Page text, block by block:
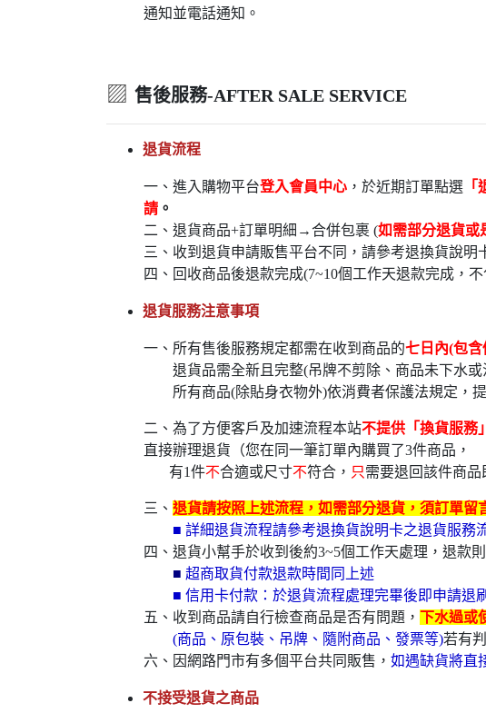
通知並電話通知。
▨ 售後服務-AFTER SALE SERVICE
退貨流程
一、進入購物平台登入會員中心 ，於近期訂單點選 「
請 。
二、退貨商品+訂單明細→合併包裹 (如需部分退貨或
三、收到退貨申請販售平台不同，請參考退換貨說明
四、回收商品後退款完成(7~10個工作天退款完成，
退貨服務注意事項
一、所有售後服務規定都需在收到商品的七日內(包含
退貨品需全新且完整(吊牌不剪除、商品未下水或
所有商品(除貼身衣物外)依消費者保護法規定，提
二、為了方便客戶及加速流程本站不提供「換貨服務」
直接辦理退貨（您在同一筆訂單內購買了3件商品，
有1件不合適或尺寸不符合， 只需要退回該件商品
三、 退貨請按照上述流程，如需部分退貨，須訂單
■ 詳細退貨流程請參考退換貨說明卡之退貨服務
四、退貨小幫手於收到後約3~5個工作天處理，退款
■ 超商取貨付款退款時間同上述
■ 信用卡付款：於退貨流程處理完畢後即申請退
五、收到商品請自行檢查商品是否有問題， 下水過或
(商品、原包裝、吊牌、隨附商品、發票等)若有
六、因網路門市有多個平台共同販售， 如遇缺貨將直
不接受退貨之商品